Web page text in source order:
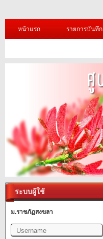
หน้าแรก รายการบันทึก
ระบบผู้ใช้
ม.ราชภัฏสงขลา